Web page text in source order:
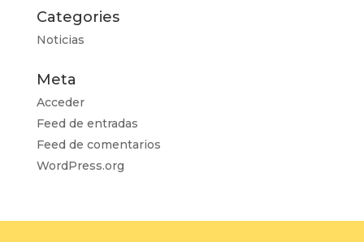
Categories
Noticias
Meta
Acceder
Feed de entradas
Feed de comentarios
WordPress.org